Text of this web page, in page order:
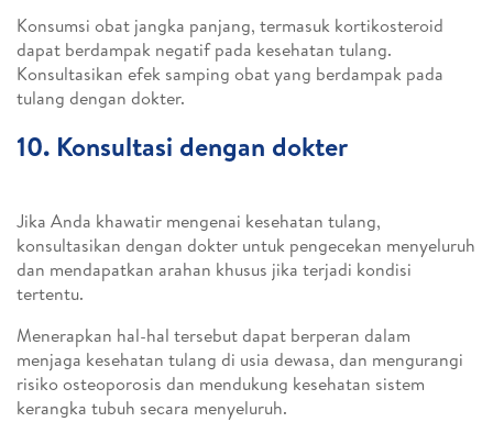
Konsumsi obat jangka panjang, termasuk kortikosteroid
dapat berdampak negatif pada kesehatan tulang.
Konsultasikan efek samping obat yang berdampak pada
tulang dengan dokter.
10. Konsultasi dengan dokter
Jika Anda khawatir mengenai kesehatan tulang,
konsultasikan dengan dokter untuk pengecekan menyeluruh
dan mendapatkan arahan khusus jika terjadi kondisi
tertentu.
Menerapkan hal-hal tersebut dapat berperan dalam
menjaga kesehatan tulang di usia dewasa, dan mengurangi
risiko osteoporosis dan mendukung kesehatan sistem
kerangka tubuh secara menyeluruh.